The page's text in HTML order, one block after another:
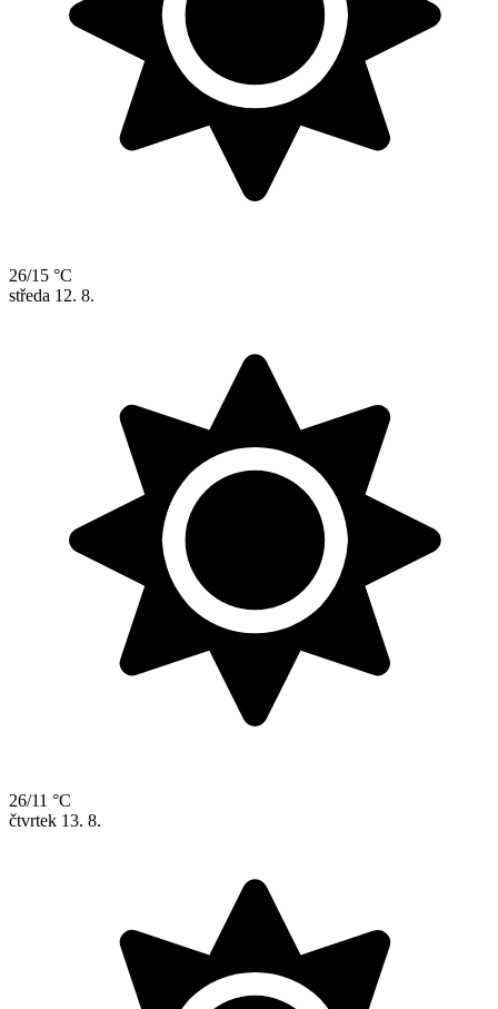
26/15 °C
středa 12. 8.
26/11 °C
čtvrtek 13. 8.